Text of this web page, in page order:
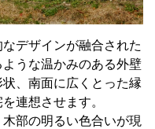
デザインが融合された
うな温かみのある外壁
、南面に広くとった縁
連想させます。
部の明るい色合いが現